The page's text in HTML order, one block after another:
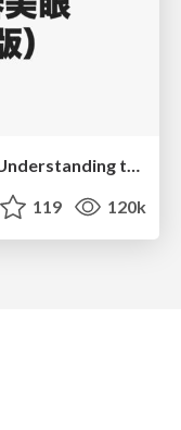
119 120k